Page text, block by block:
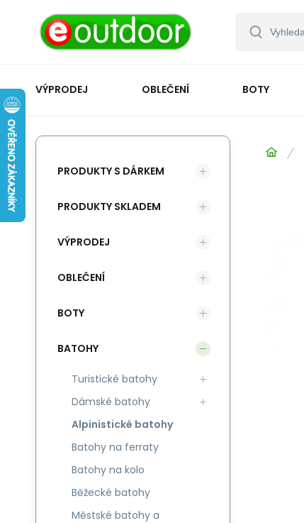
VÝPRODEJ OBLEČENÍ BOTY
PRODUKTY S DÁRKEM
PRODUKTY SKLADEM
VÝPRODEJ
OBLEČENÍ
BOTY
BATOHY
Turistické batohy
Dámské batohy
Alpinistické batohy
Batohy na ferraty
Batohy na kolo
Běžecké batohy
Městské batohy a